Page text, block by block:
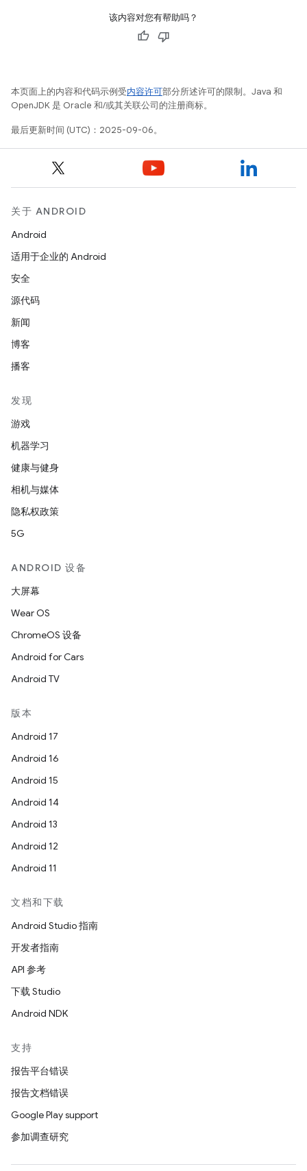
该内容对您有帮助吗？
本页面上的内容和代码示例受内容许可部分所述许可的限制。Java 和
OpenJDK 是 Oracle 和/或其关联公司的注册商标。
最后更新时间 (UTC)：2025-09-06。
关于 ANDROID
Android
适用于企业的 Android
安全
源代码
新闻
博客
播客
发现
游戏
机器学习
健康与健身
相机与媒体
隐私权政策
5G
ANDROID 设备
大屏幕
Wear OS
ChromeOS 设备
Android for Cars
Android TV
版本
Android 17
Android 16
Android 15
Android 14
Android 13
Android 12
Android 11
文档和下载
Android Studio 指南
开发者指南
API 参考
下载 Studio
Android NDK
支持
报告平台错误
报告文档错误
Google Play support
参加调查研究